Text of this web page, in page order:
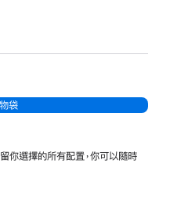
袋
你選擇的所有配置，你可以隨時